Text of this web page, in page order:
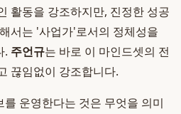
활동을 강조하지만, 진정한 성공
서는 '사업가'로서의 정체성을
. 주언규는 바로 이 마인드셋의 전
끊임없이 강조합니다.
운영한다는 것은 무엇을 의미